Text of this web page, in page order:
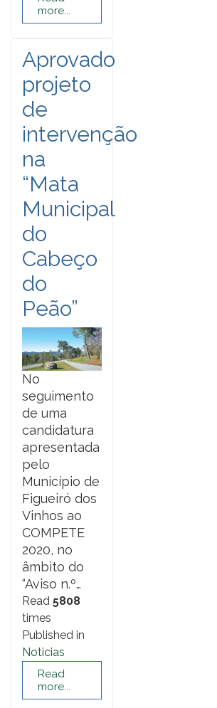
more...
Aprovado
projeto
de
intervenção
na
“Mata
Municipal
do
Cabeço
do
Peão”
No
seguimento
de uma
candidatura
apresentada
pelo
Município de
Figueiró dos
Vinhos ao
COMPETE
2020, no
âmbito do
“Aviso n.º…
Read 5808
times
Published in
Noticias
Read
more...